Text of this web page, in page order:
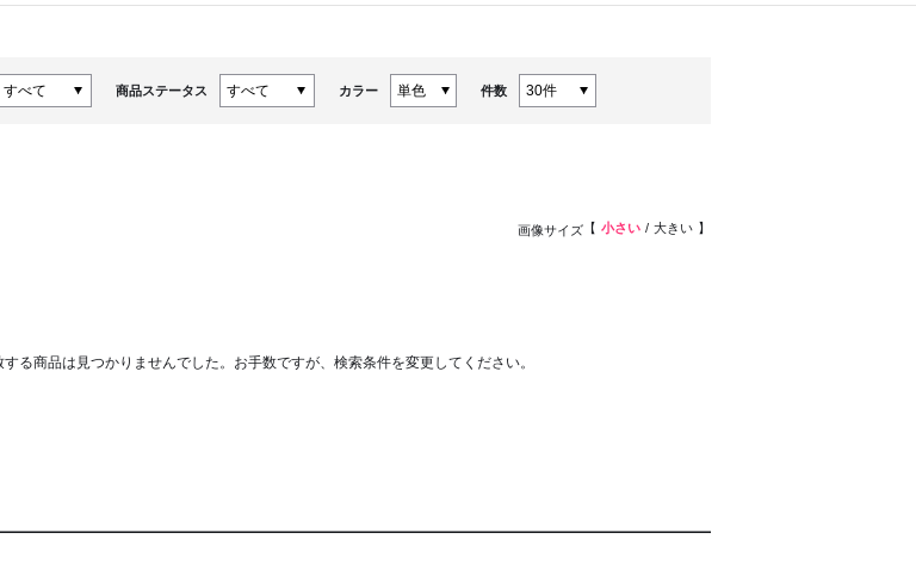
商品ステータス カラー 件数
画像サイズ 小さい 大きい
る商品は見つかりませんでした。お手数ですが、検索条件を変更してください。